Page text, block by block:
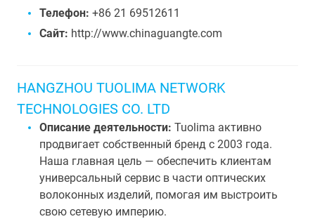
Телефон: +86 21 69512611
Сайт: http://www.chinaguangte.com
HANGZHOU TUOLIMA NETWORK
TECHNOLOGIES CO. LTD
Описание деятельности: Tuolima активно
продвигает собственный бренд с 2003 года.
Наша главная цель — обеспечить клиентам
универсальный сервис в части оптических
волоконных изделий, помогая им выстроить
свою сетевую империю.